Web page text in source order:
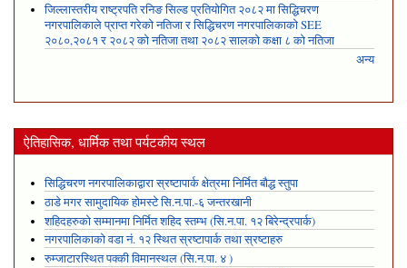
जिल्लास्तरीय राष्ट्रपति रनिङ सिल्ड प्रतियोगित २०८२ मा सिद्धिचरण
नगरपालिकाले प्राप्त गरेकाे नतिजा र सिद्धिचरण नगरपालिकाको SEE
२०८०,२०८१ र २०८२ को नतिजा तथा २०८२ सालको कक्षा ८ को नतिजा
अन्य
ऐतिहासिक, धार्मिक तथा पर्यटकीय स्थल
सिद्धिचरण नगरपालिकाद्वारा स्रष्टापार्क क्षेत्रमा निर्मित बौद्ध स्तुपा
ठाडे मगर सामुदायिक होमस्टे सि.न.पा.-६ जन्तरखानी
शहिदहरुको सम्मानमा निर्मित शहिद स्तम्भ (सि.न.पा. १२ बिरेन्द्रपार्क)
नगरपालिकाको वडा नं. १२ स्थित स्रष्टापार्क तथा स्रष्टाहरु
रुम्जाटारस्थित पक्की विमानस्थल (सि.न.पा. ४ )